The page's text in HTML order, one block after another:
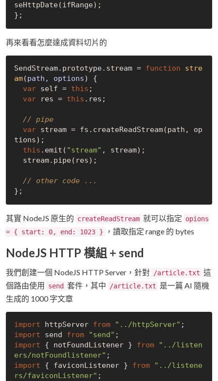
seHttpDate(ifRange);
再來看看怎麼達成資料切片的
SendStream.prototype.stream = function
stre
am(path, options) {
var self = this ;
var res = this .res;
// pipe
var stream = fs.createReadStream(path, op
tions);
this .emit( "stream" , stream);
// other code ...
其實 NodeJS 原生的 createReadStream 就可以指定 opions
= { start: 0, end: 1023 }
，讀取指定 range 的 bytes
NodeJS HTTP 模組 + send
我們創建一個 NodeJS HTTP Server，針對 /article.txt 這
個路由使用 send 套件，其中 /article.txt 是一篇 AI 隨機
生成的 1000 字文章
import httpServer from "../httpServer"
import send from "send"
import { notFoundListener } from
"../listen
ers/notFoundlistener"
import { faviconListener } from
"../listene
rs/faviconListener" ;